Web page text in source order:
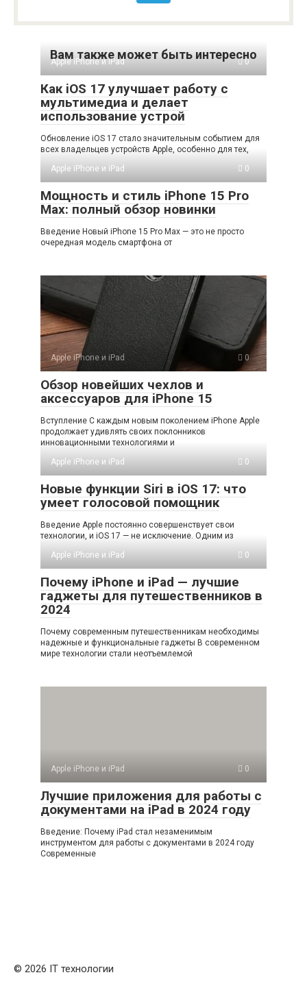
Вам также может быть интересно
Apple iPhone и iPad 0
Как iOS 17 улучшает работу с
мультимедиа и делает
использование устрой
Обновление iOS 17 стало значительным событием для
всех владельцев устройств Apple, особенно для тех,
Apple iPhone и iPad
0
Мощность и стиль iPhone 15 Pro
Max: полный обзор новинки
Введение Новый iPhone 15 Pro Max — это не просто
очередная модель смартфона от
Apple iPhone и iPad 0
Обзор новейших чехлов и
аксессуаров для iPhone 15
Вступление С каждым новым поколением iPhone Apple
продолжает удивлять своих поклонников
инновационными технологиями и
Apple iPhone и iPad
0
Новые функции Siri в iOS 17: что
умеет голосовой помощник
Введение Apple постоянно совершенствует свои
технологии, и iOS 17 — не исключение. Одним из
Apple iPhone и iPad
0
Почему iPhone и iPad — лучшие
гаджеты для путешественников в
2024
Почему современным путешественникам необходимы
надежные и функциональные гаджеты В современном
мире технологии стали неотъемлемой
Apple iPhone и iPad 0
Лучшие приложения для работы с
документами на iPad в 2024 году
Введение: Почему iPad стал незаменимым
инструментом для работы с документами в 2024 году
Современные
© 2026 IT технологии